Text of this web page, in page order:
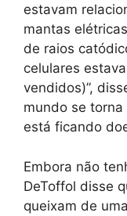
estavam
mantas
de raios
celulares
vendidos)”,
mundo se
está ficando
Embora não
DeToffol disse
queixam de